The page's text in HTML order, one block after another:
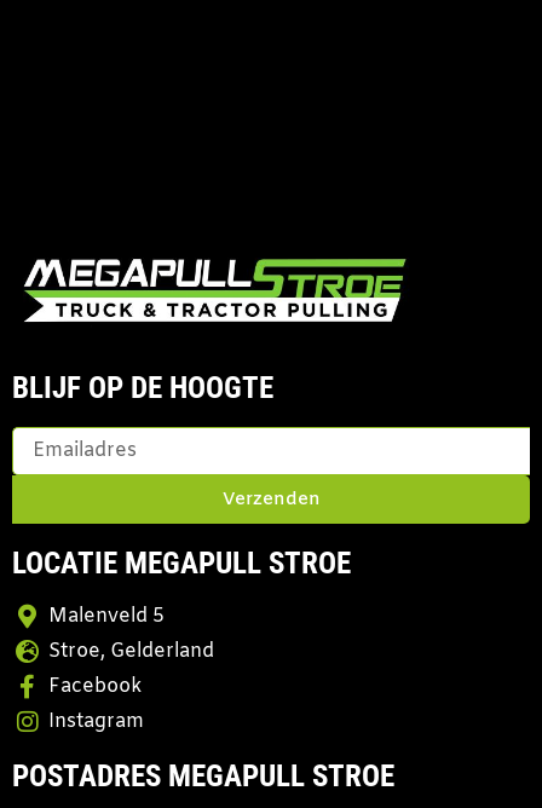
BLIJF OP DE HOOGTE
Verzenden
LOCATIE MEGAPULL STROE
Malenveld 5
Stroe, Gelderland
Facebook
Instagram
POSTADRES MEGAPULL STROE